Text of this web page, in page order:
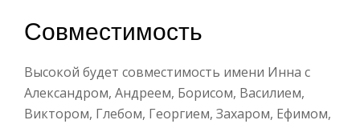
Совместимость
Высокой будет совместимость имени Инна с
Александром, Андреем, Борисом, Василием,
Виктором, Глебом, Георгием, Захаром, Ефимом,